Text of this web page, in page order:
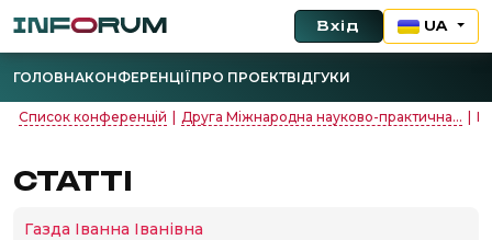
Вхід UA
ГОЛОВНАКОНФЕРЕНЦІЇПРО ПРОЕКТВІДГУКИ
Список конференцій Друга Міжнародна науково-практична...
СТАТТІ
Газда Іванна Іванівна